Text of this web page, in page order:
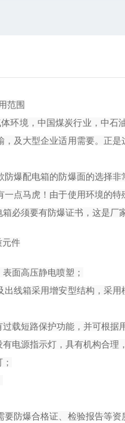
范围
环境，中国煤炭行业，中石
及大型企业适用需要。正是
爆配电箱的防爆面的选择
点马虎！由于使用环境的
必须要有防爆证书，这是厂
元件
面高压静电喷塑；
线箱采用增安型结构，采
载短路保护功能，并可根据
电源指示灯，具有机构合理
防爆合格证、检验报告等